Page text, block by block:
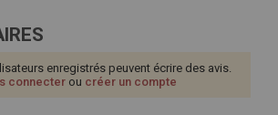
enregistrés peuvent écrire des avis.
connecter ou créer un compte